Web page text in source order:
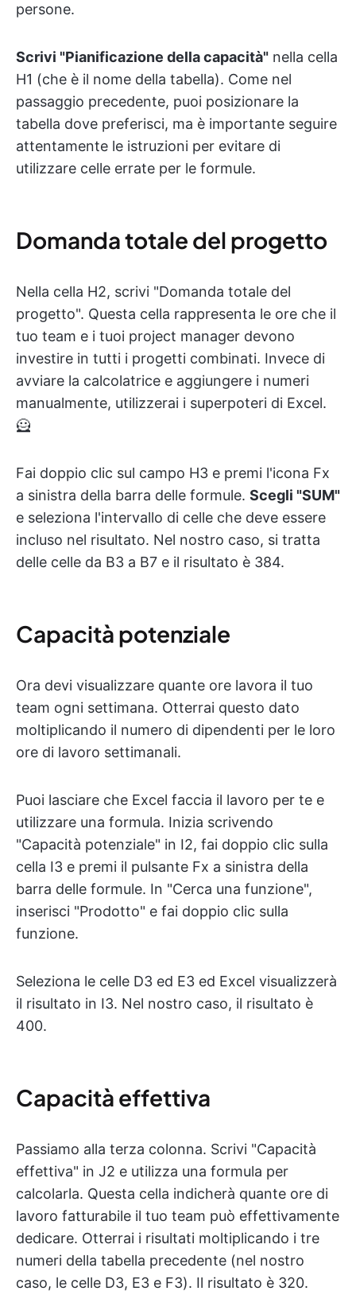
persone.
Scrivi "Pianificazione della capacità" nella cella
H1 (che è il nome della tabella). Come nel
passaggio precedente, puoi posizionare la
tabella dove preferisci, ma è importante seguire
attentamente le istruzioni per evitare di
utilizzare celle errate per le formule.
Domanda totale del progetto
Nella cella H2, scrivi "Domanda totale del
progetto". Questa cella rappresenta le ore che il
tuo team e i tuoi project manager devono
investire in tutti i progetti combinati. Invece di
avviare la calcolatrice e aggiungere i numeri
manualmente, utilizzerai i superpoteri di Excel.
🦸
Fai doppio clic sul campo H3 e premi l'icona Fx
a sinistra della barra delle formule. Scegli "SUM"
e seleziona l'intervallo di celle che deve essere
incluso nel risultato. Nel nostro caso, si tratta
delle celle da B3 a B7 e il risultato è 384.
Capacità potenziale
Ora devi visualizzare quante ore lavora il tuo
team ogni settimana. Otterrai questo dato
moltiplicando il numero di dipendenti per le loro
ore di lavoro settimanali.
Puoi lasciare che Excel faccia il lavoro per te e
utilizzare una formula. Inizia scrivendo
"Capacità potenziale" in I2, fai doppio clic sulla
cella I3 e premi il pulsante Fx a sinistra della
barra delle formule. In "Cerca una funzione",
inserisci "Prodotto" e fai doppio clic sulla
funzione.
Seleziona le celle D3 ed E3 ed Excel visualizzerà
il risultato in I3. Nel nostro caso, il risultato è
400.
Capacità effettiva
Passiamo alla terza colonna. Scrivi "Capacità
effettiva" in J2 e utilizza una formula per
calcolarla. Questa cella indicherà quante ore di
lavoro fatturabile il tuo team può effettivamente
dedicare. Otterrai i risultati moltiplicando i tre
numeri della tabella precedente (nel nostro
caso, le celle D3, E3 e F3). Il risultato è 320.